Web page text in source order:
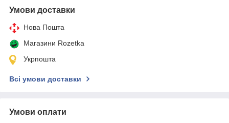
Умови доставки
Нова Пошта
Магазини Rozetka
Укрпошта
Всі умови доставки
Умови оплати